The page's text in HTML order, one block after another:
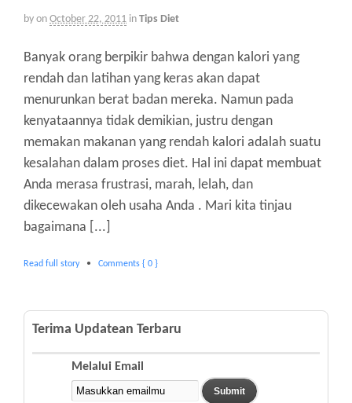
by on October 22, 2011 in Tips Diet
Banyak orang berpikir bahwa dengan kalori yang
rendah dan latihan yang keras akan dapat
menurunkan berat badan mereka. Namun pada
kenyataannya tidak demikian, justru dengan
memakan makanan yang rendah kalori adalah suatu
kesalahan dalam proses diet. Hal ini dapat membuat
Anda merasa frustrasi, marah, lelah, dan
dikecewakan oleh usaha Anda . Mari kita tinjau
bagaimana [...]
Read full story • Comments { 0 }
Terima Updatean Terbaru
Melalui Email